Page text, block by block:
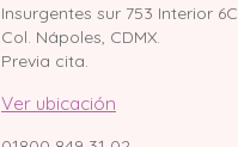
Insurgentes sur 753 Interior 6C
Col. Nápoles, CDMX.
Previa cita.
Ver ubicación